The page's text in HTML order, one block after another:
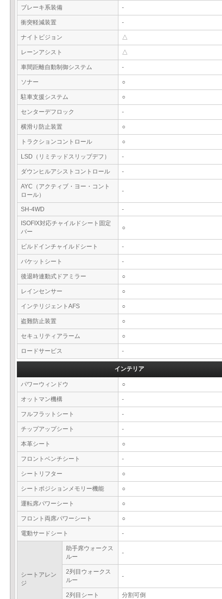
ブレーキ系装備 -
衝突軽減装置 -
ナイトビジョン △
レーンアシスト △
車間距離自動制御システム -
ソナー ○
駐車支援システム ○
センターデフロック -
横滑り防止装置 ○
トラクションコントロール ○
LSD（リミテッドスリップデフ） -
ダウンヒルアシストコントロール -
AYC（アクティブ・ヨー・コント
ロール）
-
SH-4WD
-
ISOFIX対応チャイルドシート固定
バー
○
ビルドインチャイルドシート -
バケットシート -
後退時連動式ドアミラー ○
レインセンサー ○
インテリジェントAFS ○
盗難防止装置 ○
セキュリティアラーム ○
ロードサービス -
インテリア
パワーウィンドウ ○
オットマン機構 -
フルフラットシート -
チップアップシート -
本革シート ○
フロントベンチシート -
シートリフター ○
シートポジションメモリー機能 ○
運転席パワーシート ○
フロント両席パワーシート ○
電動サードシート -
シートアレン
ジ
助手席ウォークス
ルー
-
2列目ウォークス
ルー
-
2列目シート 分割可倒